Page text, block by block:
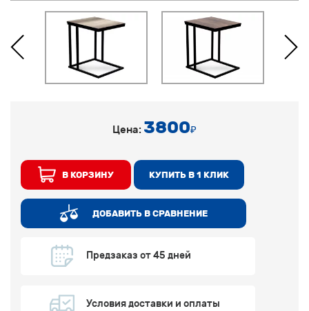
Цена: 3800₽
В КОРЗИНУ КУПИТЬ В 1 КЛИК
ДОБАВИТЬ В СРАВНЕНИЕ
Предзаказ от 45 дней
Условия доставки и оплаты